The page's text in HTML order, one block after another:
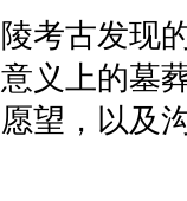
考古发现
义上的墓
愿望，以